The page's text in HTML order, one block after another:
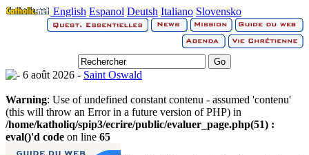
English Espanol Deutsh Italiano Slovensko
6 août 2026 - Saint Oswald
Warning: Use of undefined constant contenu - assumed 'contenu'
(this will throw an Error in a future version of PHP) in
/home/katholiq/spip3/ecrire/public/evaluer_page.php(51) :
eval()'d code on line 65